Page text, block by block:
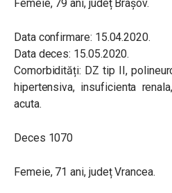
Femeie, 79 ani, județ Brașov.
Data confirmare: 15.04.2020.
Data deces: 15.05.2020.
Comorbidități: DZ tip II,
hipertensiva, insuficienta
acuta.
Deces 1070
Femeie, 71 ani, județ Vrancea.